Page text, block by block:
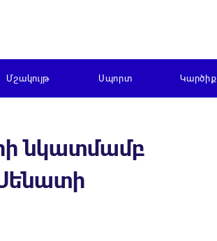
Մշակույթ Սպորտ Կարծիք
նկատմամբ